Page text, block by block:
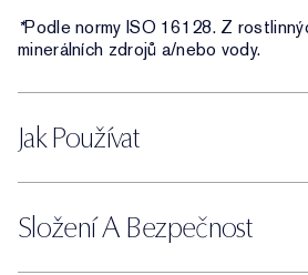
*Podle normy ISO 16128. Z
minerálních zdrojů a/nebo vody.
Jak Používat
Složení A Bezpečnost